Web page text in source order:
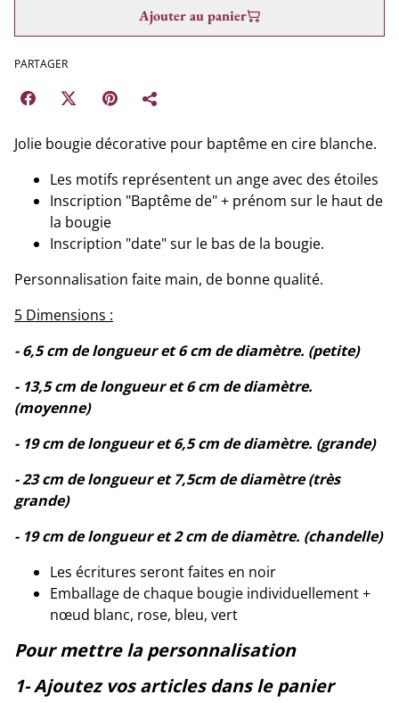
Ajouter au panier
PARTAGER
Jolie bougie décorative pour baptême en cire blanche.
Les motifs représentent un ange avec des étoiles
Inscription "Baptême de" + prénom sur le haut de
la bougie
Inscription "date" sur le bas de la bougie.
Personnalisation faite main, de bonne qualité.
5 Dimensions :
- 6,5 cm de longueur et 6 cm de diamètre. (petite)
- 13,5 cm de longueur et 6 cm de diamètre.
(moyenne)
- 19 cm de longueur et 6,5 cm de diamètre. (grande)
- 23 cm de longueur et 7,5cm de diamètre (très
grande)
- 19 cm de longueur et 2 cm de diamètre. (chandelle)
Les écritures seront faites en noir
Emballage de chaque bougie individuellement +
nœud blanc, rose, bleu, vert
Pour mettre la personnalisation
1- Ajoutez vos articles dans le panier